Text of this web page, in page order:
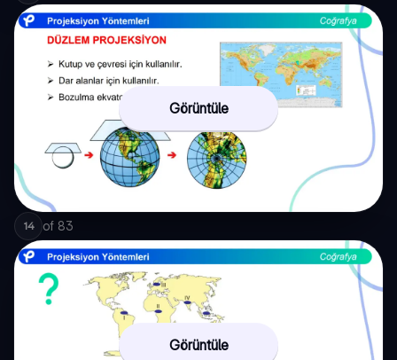
Görüntüle
14 of 83
Görüntüle